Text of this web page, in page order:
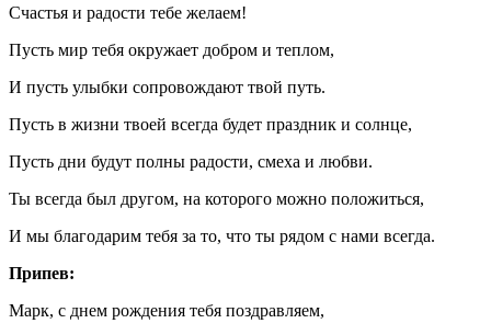
Счастья и радости тебе желаем!
Пусть мир тебя окружает добром и теплом,
И пусть улыбки сопровождают твой путь.
Пусть в жизни твоей всегда будет праздник и солнце,
Пусть дни будут полны радости, смеха и любви.
Ты всегда был другом, на которого можно положиться,
И мы благодарим тебя за то, что ты рядом с нами всегда.
Припев:
Марк, с днем рождения тебя поздравляем,